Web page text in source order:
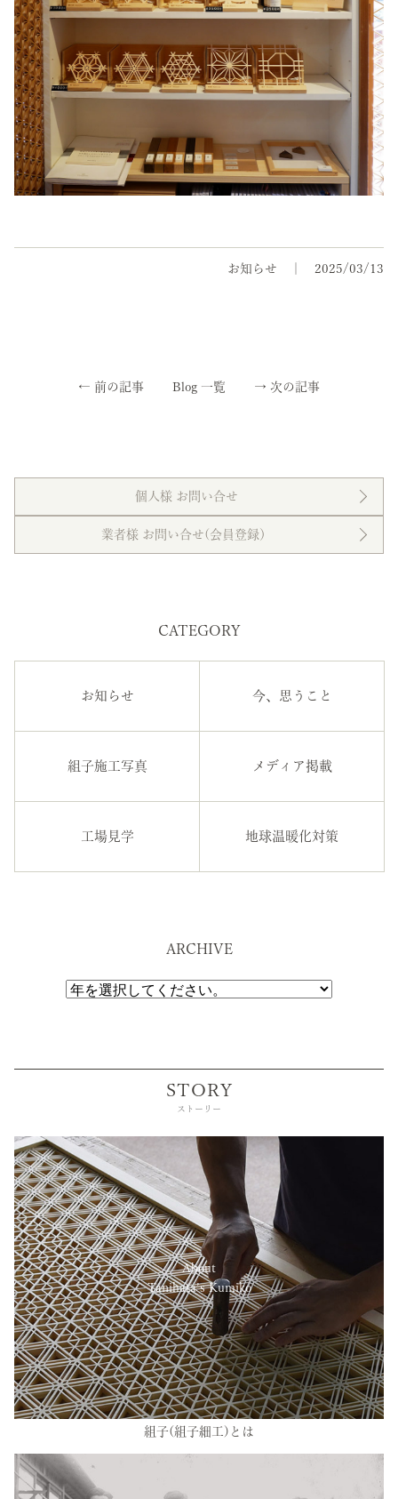
お知らせ 2025/03/13
← 前の記事 Blog 一覧 → 次の記事
個人様 お問い合せ
業者様 お問い合せ(会員登録）
CATEGORY
お知らせ 今、思うこと
組子施工写真 メディア掲載
工場見学 地球温暖化対策
ARCHIVE
STORY
ストーリー
About
Tanihata’s Kumiko
組子(組子細工)とは